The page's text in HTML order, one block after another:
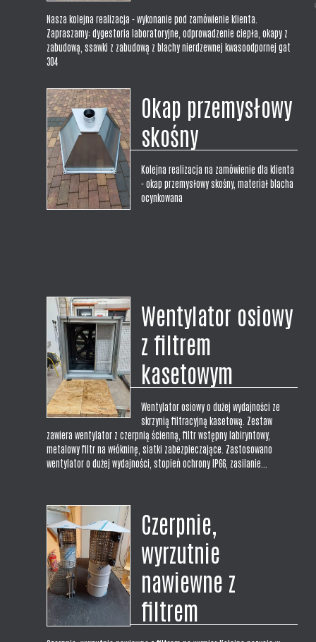
Nasza kolejna realizacja - wykonanie pod zamówienie klienta.
Zapraszamy: dygestoria laboratoryjne, odprowadzenie ciepła, okapy z
zabudową, ssawki z zabudową z blachy nierdzewnej kwasoodpornej gat
304
Okap przemysłowy
skośny
Kolejna realizacja na zamówienie dla klienta
- okap przemysłowy skośny, materiał blacha
ocynkowana
Wentylator osiowy
z filtrem
kasetowym
Wentylator osiowy o dużej wydajności ze
skrzynią filtracyjną kasetową. Zestaw
zawiera wentylator z czerpnią ścienną, filtr wstępny labiryntowy,
metalowy filtr na włókninę, siatki zabezpieczające. Zastosowano
wentylator o dużej wydajności, stopień ochrony IP66, zasilanie...
Czerpnie,
wyrzutnie
nawiewne z
filtrem